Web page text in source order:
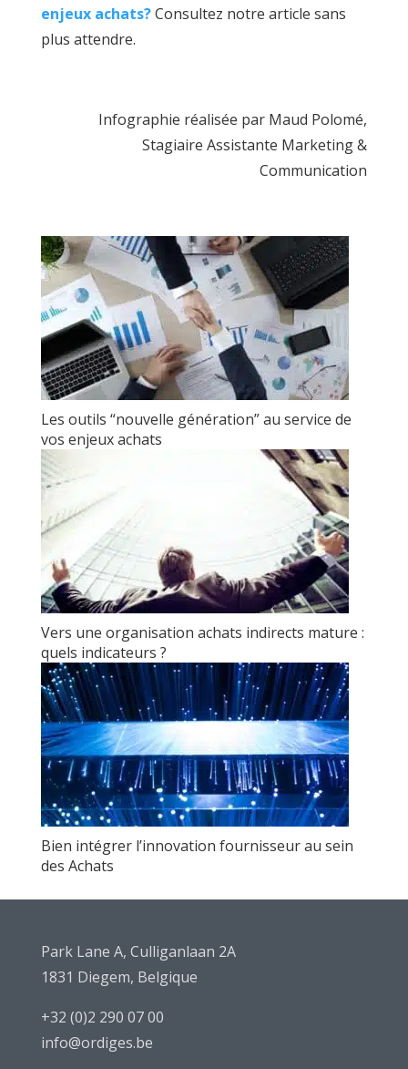
enjeux achats?Consultez notre article sans
plus attendre.
Infographie réalisée par Maud Polomé,
Stagiaire Assistante Marketing &
Communication
Les outils “nouvelle génération” au service de
vos enjeux achats
Vers une organisation achats indirects mature :
quels indicateurs ?
Bien intégrer l’innovation fournisseur au sein
des Achats
Park Lane A, Culliganlaan 2A
1831 Diegem, Belgique
+32 (0)2 290 07 00
info@ordiges.be